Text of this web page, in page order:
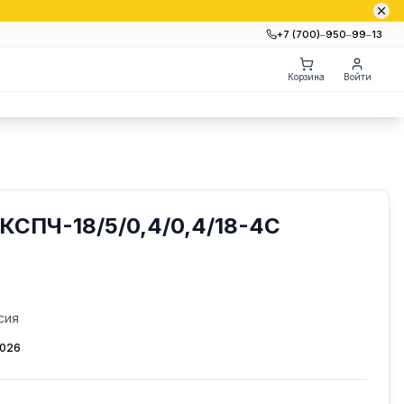
+7 (700)‒950‒99‒13
Корзина Войти
18/5/0,4/0,4/18-4С